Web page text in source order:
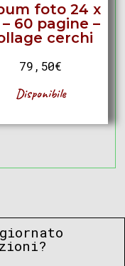
foto 24 x
60 pagine –
cerchi
79,50€
Disponibile